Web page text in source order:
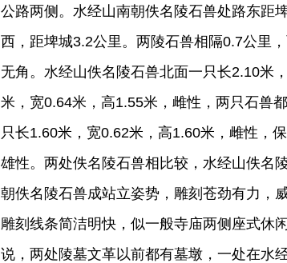
公路两侧。水经山南朝佚名陵石兽处路东距
西，距埤城3.2公里。两陵石兽相隔0.7公里
无角。水经山佚名陵石兽北面一只长2.10米
米，宽0.64米，高1.55米，雌性，两只石兽
只长1.60米，宽0.62米，高1.60米，雌性，
雄性。两处佚名陵石兽相比较，水经山佚名
朝佚名陵石兽成站立姿势，雕刻苍劲有力，
雕刻线条简洁明快，似一般寺庙两侧座式休
说，两处陵墓文革以前都有墓墩，一处在水